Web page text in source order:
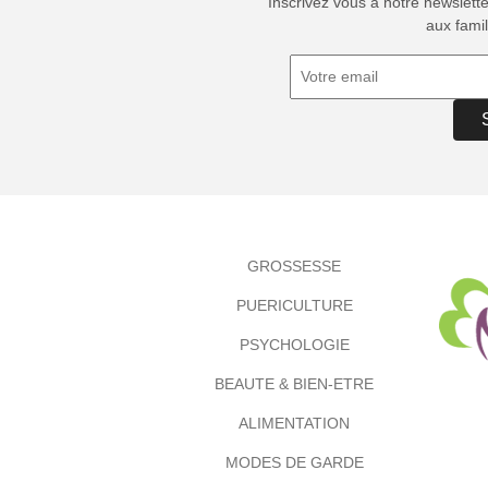
aux
GROSSESSE
PUERICULTURE
PSYCHOLOGIE
BEAUTE & BIEN-ETRE
ALIMENTATION
MODES DE GARDE